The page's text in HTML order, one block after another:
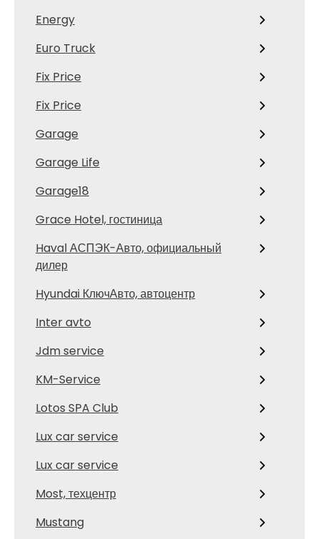
Energy
Euro Truck
Fix Price
Fix Price
Garage
Garage Life
Garage18
Grace Hotel, гостиница
Haval АСПЭК-Авто, официальный
дилер
Hyundai КлючАвто, автоцентр
Inter avto
Jdm service
KM-Service
Lotos SPA Club
Lux car service
Lux car service
Most, техцентр
Mustang